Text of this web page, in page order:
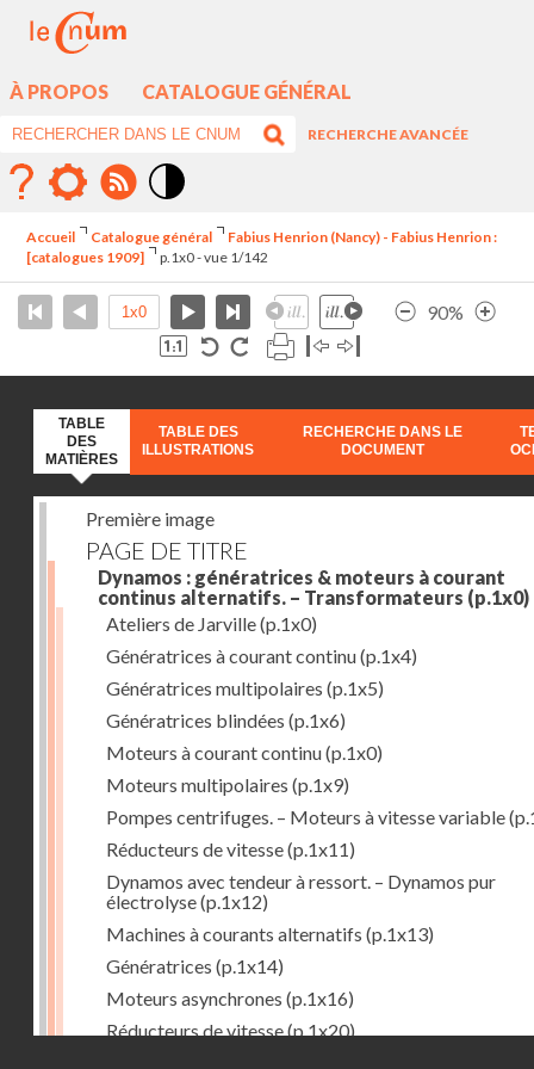
À PROPOS CATALOGUE GÉNÉRAL
RECHERCHE AVANCÉE
élévé
Accueil Catalogue général
Fabius Henrion (Nancy) - Fabius Henrion :
[catalogues 1909]
p.1x0 - vue 1/142
90%
TABLE
DES
MATIÈRES
TABLE DES
ILLUSTRATIONS
RECHERCHE DANS LE
DOCUMENT
Première image
PAGE DE TITRE
Dynamos : génératrices & moteurs à courant
continus alternatifs. – Transformateurs (p.1x0)
Ateliers de Jarville(p.1x0)
Génératrices à courant continu(p.1x4)
Génératrices multipolaires (p.1x5)
Génératrices blindées (p.1x6)
Moteurs à courant continu(p.1x0)
Moteurs multipolaires (p.1x9)
Pompes centrifuges. – Moteurs à vitesse variable
Réducteurs de vitesse(p.1x11)
Dynamos avec tendeur à ressort. – Dynamos pur
électrolyse(p.1x12)
Machines à courants alternatifs (p.1x13)
Génératrices (p.1x14)
Moteurs asynchrones (p.1x16)
Réducteurs de vitesse(p.1x20)